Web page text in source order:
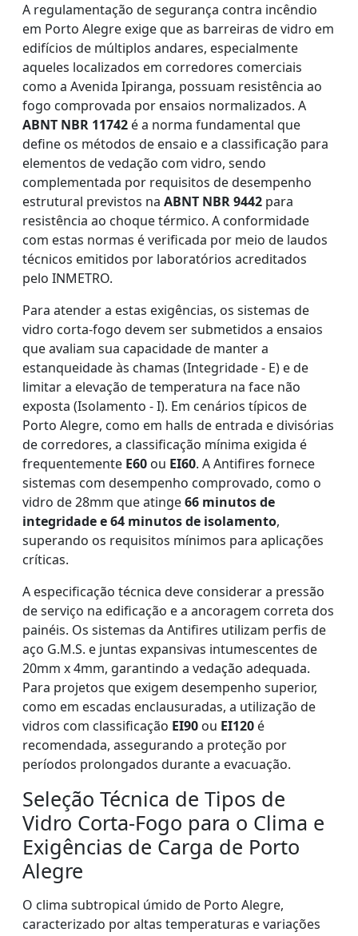
A regulamentação de segurança contra incêndio
em Porto Alegre exige que as barreiras de vidro em
edifícios de múltiplos andares, especialmente
aqueles localizados em corredores comerciais
como a Avenida Ipiranga, possuam resistência ao
fogo comprovada por ensaios normalizados. A
ABNT NBR 11742 é a norma fundamental que
define os métodos de ensaio e a classificação para
elementos de vedação com vidro, sendo
complementada por requisitos de desempenho
estrutural previstos na ABNT NBR 9442 para
resistência ao choque térmico. A conformidade
com estas normas é verificada por meio de laudos
técnicos emitidos por laboratórios acreditados
pelo INMETRO.
Para atender a estas exigências, os sistemas de
vidro corta-fogo devem ser submetidos a ensaios
que avaliam sua capacidade de manter a
estanqueidade às chamas (Integridade - E) e de
limitar a elevação de temperatura na face não
exposta (Isolamento - I). Em cenários típicos de
Porto Alegre, como em halls de entrada e divisórias
de corredores, a classificação mínima exigida é
frequentemente E60 ou EI60. A Antifires fornece
sistemas com desempenho comprovado, como o
vidro de 28mm que atinge66 minutos de
integridade e 64 minutos de isolamento,
superando os requisitos mínimos para aplicações
críticas.
A especificação técnica deve considerar a pressão
de serviço na edificação e a ancoragem correta dos
painéis. Os sistemas da Antifires utilizam perfis de
aço G.M.S. e juntas expansivas intumescentes de
20mm x 4mm, garantindo a vedação adequada.
Para projetos que exigem desempenho superior,
como em escadas enclausuradas, a utilização de
vidros com classificação EI90 ou EI120 é
recomendada, assegurando a proteção por
períodos prolongados durante a evacuação.
Seleção Técnica de Tipos de
Vidro Corta-Fogo para o Clima e
Exigências de Carga de Porto
Alegre
O clima subtropical úmido de Porto Alegre,
caracterizado por altas temperaturas e variações